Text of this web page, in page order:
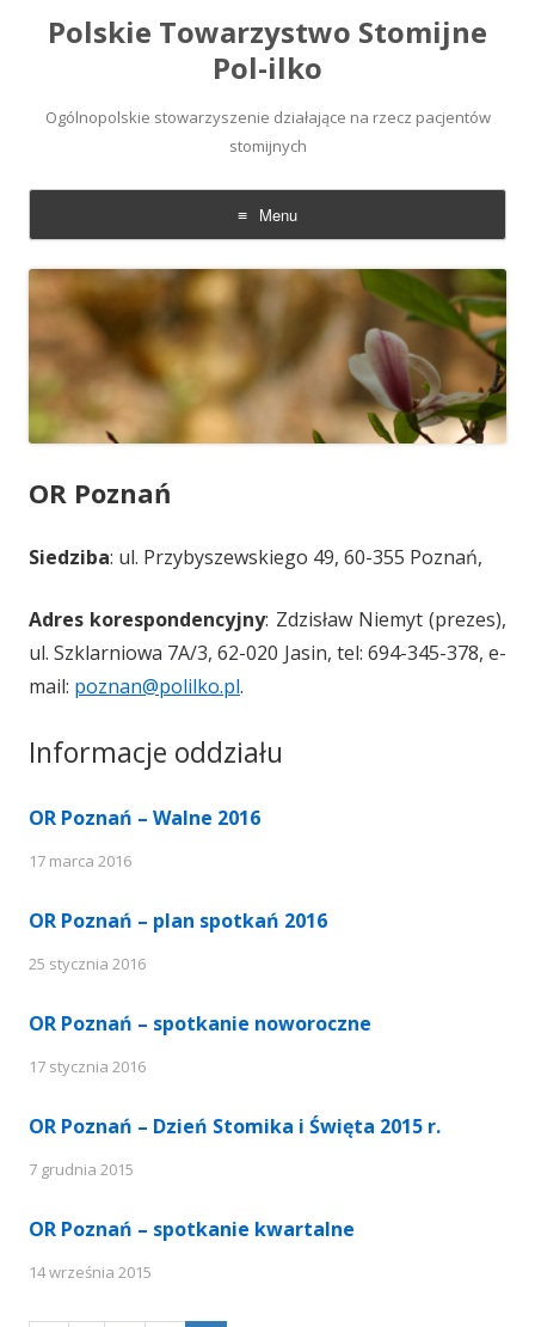
Polskie Towarzystwo Stomijne
Pol-ilko
Ogólnopolskie stowarzyszenie działające na rzecz pacjentów
stomijnych
Menu
Skip
to
content
OR Poznań
Siedziba: ul. Przybyszewskiego 49, 60-355 Poznań,
Adres korespondencyjny: Zdzisław Niemyt (prezes),
ul. Szklarniowa 7A/3, 62-020 Jasin, tel: 694-345-378, e-
mail: poznan@polilko.pl.
Informacje oddziału
OR Poznań – Walne 2016
17 marca 2016
OR Poznań – plan spotkań 2016
25 stycznia 2016
OR Poznań – spotkanie noworoczne
17 stycznia 2016
OR Poznań – Dzień Stomika i Święta 2015 r.
7 grudnia 2015
OR Poznań – spotkanie kwartalne
14 września 2015